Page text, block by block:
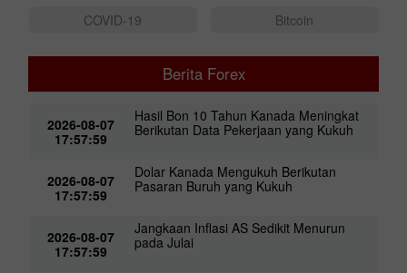
COVID-19
Bitcoin
Berita Forex
2026-08-07
17:57:59
Hasil Bon 10 Tahun Kanada Meningkat
Berikutan Data Pekerjaan yang Kukuh
2026-08-07
17:57:59
Dolar Kanada Mengukuh Berikutan
Pasaran Buruh yang Kukuh
2026-08-07
17:57:59
Jangkaan Inflasi AS Sedikit Menurun
pada Julai